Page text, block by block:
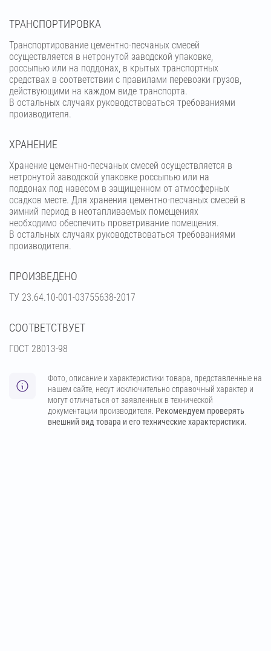
ТРАНСПОРТИРОВКА
Транспортирование цементно-песчаных смесей
осуществляется в нетронутой заводской упаковке,
россыпью или на поддонах, в крытых транспортных
средствах в соответствии с правилами перевозки грузов,
действующими на каждом виде транспорта.
В остальных случаях руководствоваться требованиями
производителя.
ХРАНЕНИЕ
Хранение цементно-песчаных смесей осуществляется в
нетронутой заводской упаковке россыпью или на
поддонах под навесом в защищенном от атмосферных
осадков месте. Для хранения цементно-песчаных смесей в
зимний период в неотапливаемых помещениях
необходимо обеспечить проветривание помещения.
В остальных случаях руководствоваться требованиями
производителя.
ПРОИЗВЕДЕНО
ТУ 23.64.10-001-03755638-2017
СООТВЕТСТВУЕТ
ГОСТ 28013-98
Фото, описание и характеристики товара, представленные на
нашем сайте, несут исключительно справочный характер и
могут отличаться от заявленных в технической
документации производителя. Рекомендуем проверять
внешний вид товара и его технические характеристики.